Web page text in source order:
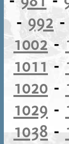
-992 -
1002-
1011 -
1020 -
1029 -
1038 -